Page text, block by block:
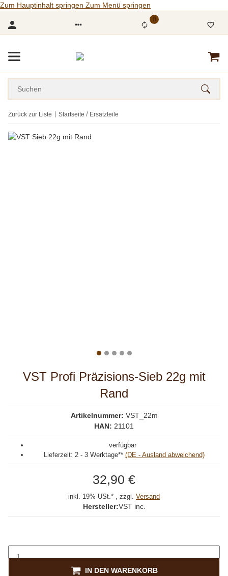
Zum Hauptinhalt springen Zum Menü springen
0
Zurück zur Liste Startseite Ersatzteile
VST Profi Präzisions-Sieb 22g mit
Rand
Artikelnummer: VST_22m
HAN: 21101
verfügbar
Lieferzeit: 2 - 3 Werktage** (DE - Ausland abweichend)
32,90 €
inkl. 19% USt.* , zzgl. Versand
Hersteller:VST inc.
IN DEN WARENKORB